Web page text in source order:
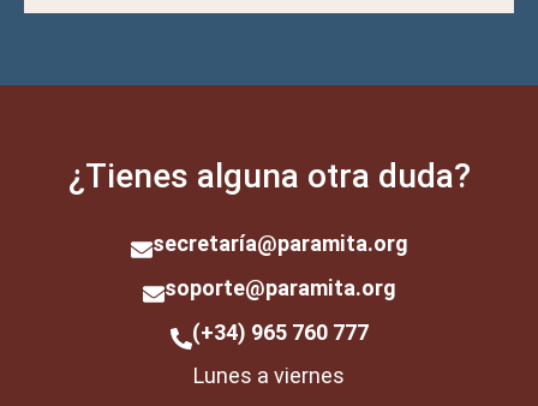
¿Tienes alguna otra duda?
secretaría@paramita.org
soporte@paramita.org
(+34) 965 760 777
Lunes a viernes